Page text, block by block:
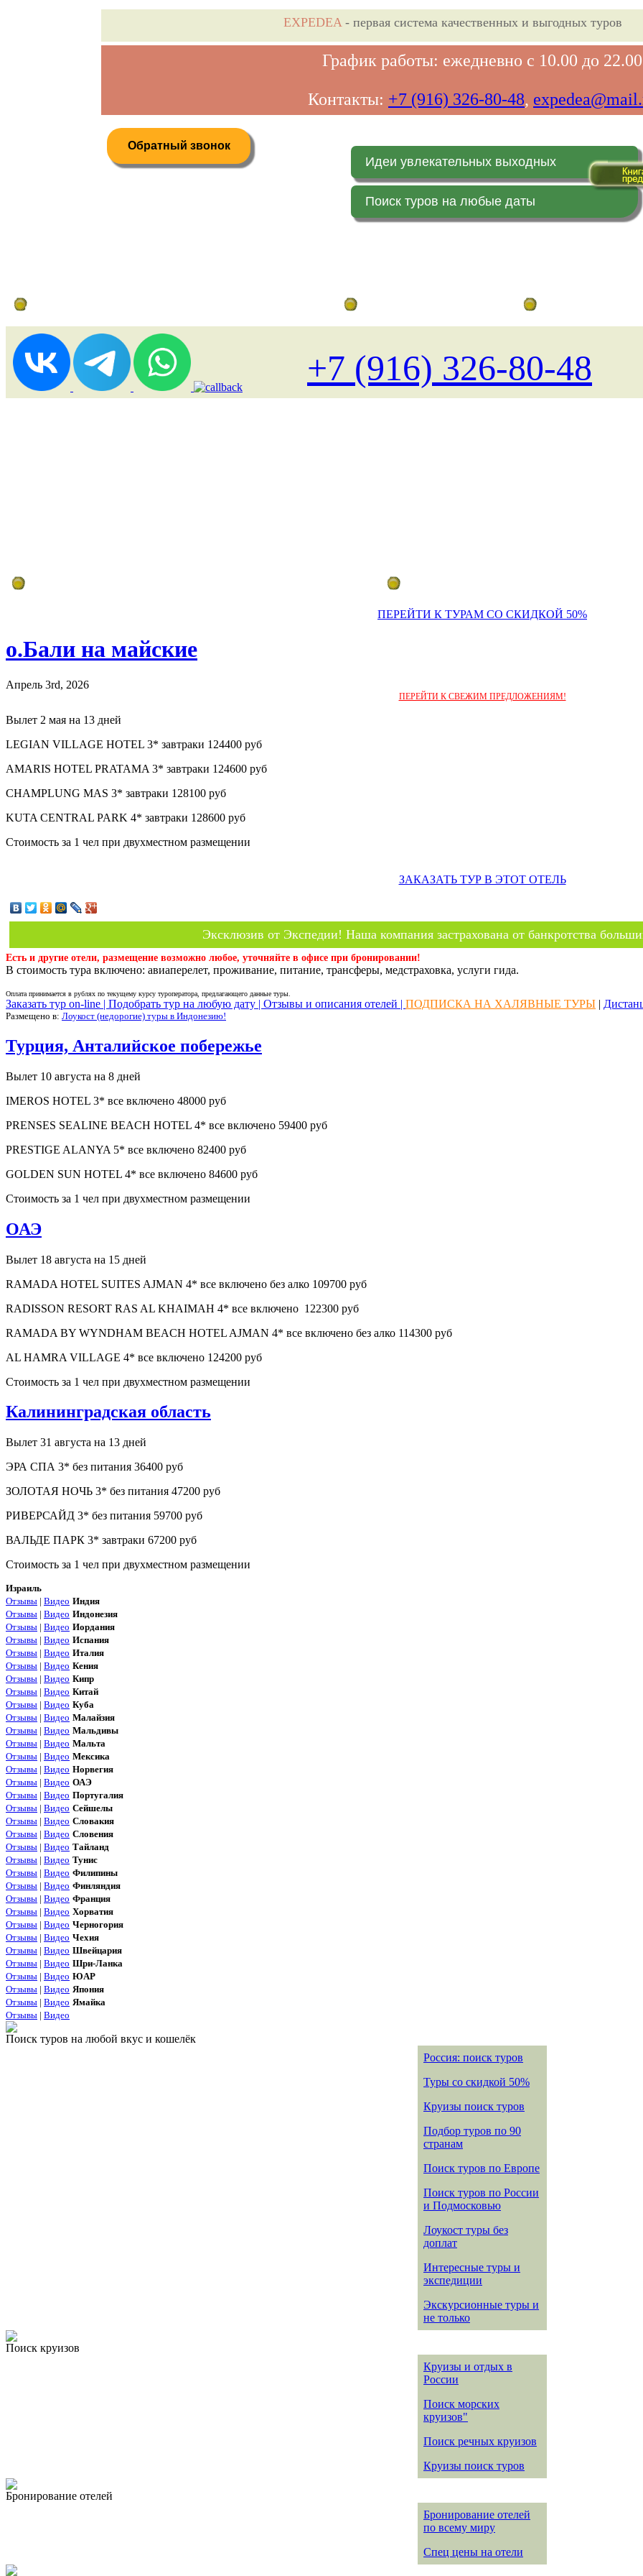
EXPEDEA- первая система качественных и выгодных туров
График работы: ежедневно с 10.00 до 22.00
Контакты: +7 (916) 326-80-48,
Обратный звонок
Идеи увлекательных выходных
Поиск туров на любые даты
Дистанционное бронирование туров
+7 (916) 326-80-48
ПЕРЕЙТИ К ТУРАМ СО СКИДКОЙ 50%
о.Бали на майские
Апрель 3rd, 2026
ПЕРЕЙТИ К СВЕЖИМ ПРЕДЛОЖЕНИЯМ!
Вылет 2 мая на 13 дней
LEGIAN VILLAGE HOTEL 3* завтраки 124400 руб
AMARIS HOTEL PRATAMA 3* завтраки 124600 руб
CHAMPLUNG MAS 3* завтраки 128100 руб
KUTA CENTRAL PARK 4* завтраки 128600 руб
Стоимость за 1 чел при двухместном размещении
ЗАКАЗАТЬ ТУР В ЭТОТ ОТЕЛЬ
Эксклюзив от Экспедии! Наша компания застрахована от банкротства
Есть и другие отели, размещение возможно любое, уточняйте в офисе при бронировании!
В стоимость тура включено: авиаперелет, проживание, питание, трансферы, медстраховка, услуги гида.
Оплата принимается в рублях по текущему курсу туроператора, предлагающего данные туры.
Заказать тур on-line | Подобрать тур на любую дату | Отзывы и описания отелей | ПОДПИСКА НА ХАЛЯВНЫЕ ТУРЫ |
Размещено в: Лоукост (недорогие) туры в Индонезию!
Турция, Анталийское побережье
Вылет 10 августа на 8 дней
IMEROS HOTEL 3* все включено 48000 руб
PRENSES SEALINE BEACH HOTEL 4* все включено 59400 руб
PRESTIGE ALANYA 5* все включено 82400 руб
GOLDEN SUN HOTEL 4* все включено 84600 руб
Стоимость за 1 чел при двухместном размещении
ОАЭ
Вылет 18 августа на 15 дней
RAMADA HOTEL SUITES AJMAN 4* все включено без алко 109700 руб
RADISSON RESORT RAS AL KHAIMAH 4* все включено 122300 руб
RAMADA BY WYNDHAM BEACH HOTEL AJMAN 4* все включено без алко 114300 руб
AL HAMRA VILLAGE 4* все включено 124200 руб
Стоимость за 1 чел при двухместном размещении
Калининградская область
Вылет 31 августа на 13 дней
ЭРА СПА 3* без питания 36400 руб
ЗОЛОТАЯ НОЧЬ 3* без питания 47200 руб
РИВЕРСАЙД 3* без питания 59700 руб
ВАЛЬДЕ ПАРК 3* завтраки 67200 руб
Стоимость за 1 чел при двухместном размещении
Израиль
Отзывы | Видео Индия
Отзывы | Видео Индонезия
Отзывы | Видео Иордания
Отзывы | Видео Испания
Отзывы | Видео Италия
Отзывы | Видео Кения
Отзывы | Видео Кипр
Отзывы | Видео Китай
Отзывы | Видео Куба
Отзывы | Видео Малайзия
Отзывы | Видео Мальдивы
Отзывы | Видео Мальта
Отзывы | Видео Мексика
Отзывы | Видео Норвегия
Отзывы | Видео ОАЭ
Отзывы | Видео Португалия
Отзывы | Видео Сейшелы
Отзывы | Видео Словакия
Отзывы | Видео Словения
Отзывы | Видео Тайланд
Отзывы | Видео Тунис
Отзывы | Видео Филипины
Отзывы | Видео Финляндия
Отзывы | Видео Франция
Отзывы | Видео Хорватия
Отзывы | Видео Черногория
Отзывы | Видео Чехия
Отзывы | Видео Швейцария
Отзывы | Видео Шри-Ланка
Отзывы | Видео ЮАР
Отзывы | Видео Япония
Отзывы | Видео Ямайка
Отзывы | Видео
Поиск туров на любой вкус и кошелёк
Россия: поиск туров
Туры со скидкой 50%
Круизы поиск туров
Подбор туров по 90
странам
Поиск туров по Европе
Поиск туров по России
и Подмосковью
Лоукост туры без
доплат
Интересные туры и
экспедиции
Экскурсионные туры и
не только
Поиск круизов
Круизы и отдых в
России
Поиск морских
круизов"
Поиск речных круизов
Круизы поиск туров
Бронирование отелей
Бронирование отелей
по всему миру
Спец цены на отели